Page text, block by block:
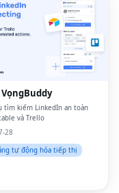
tìm kiếm LinkedIn an toàn
và Trello
28
tự động hóa tiếp thị